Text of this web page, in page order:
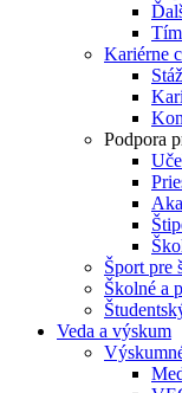
Kariérne
Podpora
Šport pre
Školné a
Veda a výskum